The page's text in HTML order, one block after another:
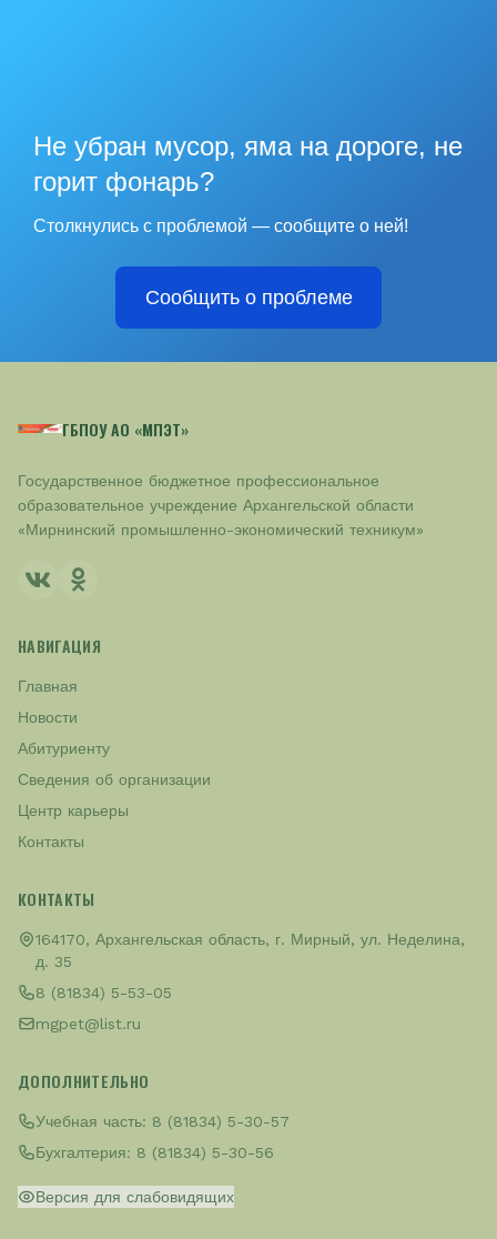
Не убран мусор, яма на дороге, не
горит фонарь?
Столкнулись с проблемой — сообщите о ней!
Сообщить о проблеме
ГБПОУ АО «МПЭТ»
Государственное бюджетное профессиональное
образовательное учреждение Архангельской области
«Мирнинский промышленно-экономический техникум»
НАВИГАЦИЯ
Главная
Новости
Абитуриенту
Сведения об организации
Центр карьеры
Контакты
КОНТАКТЫ
164170, Архангельская область, г. Мирный, ул. Неделина,
д. 35
8 (81834) 5-53-05
mgpet@list.ru
ДОПОЛНИТЕЛЬНО
Учебная часть: 8 (81834) 5-30-57
Бухгалтерия: 8 (81834) 5-30-56
Версия для слабовидящих